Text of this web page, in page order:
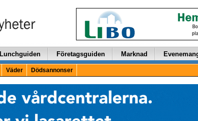
Lunchguiden Företagsguiden Marknad
Väder Dödsannonser